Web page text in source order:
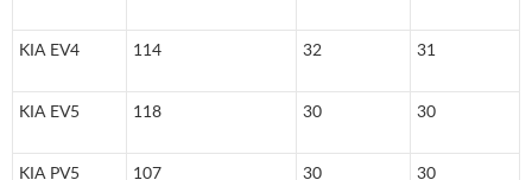
KIA EV4 114 32 31
KIA EV5 118 30 30
KIA PV5 107 30 30